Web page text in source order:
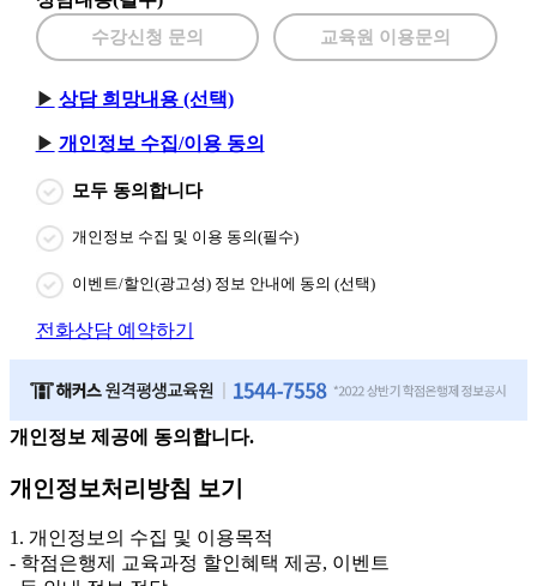
수강신청 문의 교육원 이용문의
상담 희망내용 (선택)
개인정보 수집/이용 동의
모두 동의합니다
개인정보 수집 및 이용 동의(필수)
이벤트/할인(광고성) 정보 안내에 동의 (선택)
전화상담 예약하기
개인정보 제공에 동의합니다.
개인정보처리방침 보기
1. 개인정보의 수집 및 이용목적
- 학점은행제 교육과정 할인혜택 제공, 이벤트